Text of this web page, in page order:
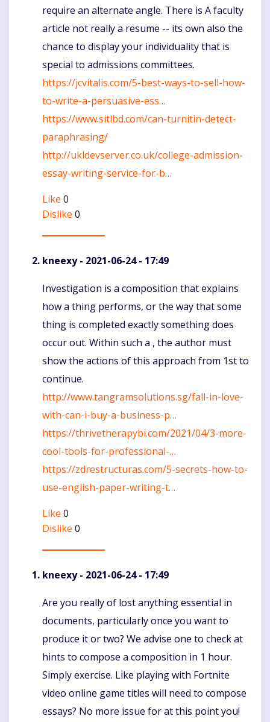
require an alternate angle. There is A faculty
article not really a resume -- its own also the
chance to display your individuality that is
special to admissions committees.
https://jcvitalis.com/5-best-ways-to-sell-how-
to-write-a-persuasive-ess…
https://www.sitlbd.com/can-turnitin-detect-
paraphrasing/
http://ukldevserver.co.uk/college-admission-
essay-writing-service-for-b…
Like 0
Dislike 0
kneexy- 2021-06-24 - 17:49
Komentaras
Investigation is a composition that explains
how a thing performs, or the way that some
thing is completed exactly something does
occur out. Within such a , the author must
show the actions of this approach from 1st to
continue.
http://www.tangramsolutions.sg/fall-in-love-
with-can-i-buy-a-business-p…
https://thrivetherapybi.com/2021/04/3-more-
cool-tools-for-professional-…
https://zdrestructuras.com/5-secrets-how-to-
use-english-paper-writing-t…
Like 0
Dislike 0
kneexy- 2021-06-24 - 17:49
Komentaras
Are you really of lost anything essential in
documents, particularly once you want to
produce it or two? We advise one to check at
hints to compose a composition in 1 hour.
Simply exercise. Like playing with Fortnite
video online game titles will need to compose
essays? No more issue for at this point you!